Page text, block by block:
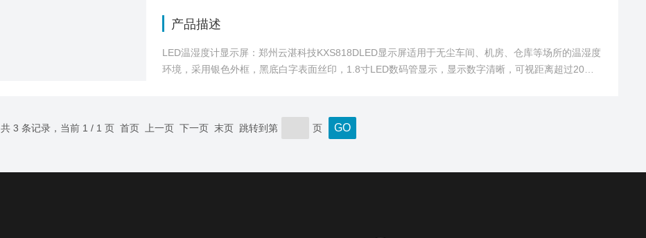
产品描述
LED温湿度计显示屏：郑州云湛科技KXS818DLED显示屏适用于无尘车间、机房、仓库等场所的温湿度
环境，采用银色外框，黑底白字表面丝印，1.8寸LED数码管显示，显示数字清晰，可视距离超过20
共 3 条记录，当前 1 / 1 页 首页 上一页 下一页 末页 跳转到第 页